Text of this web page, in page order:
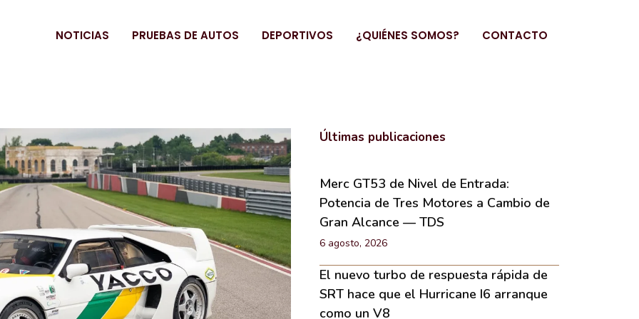
NOTICIAS PRUEBAS DE AUTOS DEPORTIVOS ¿QUIÉNES SOMOS? CONTACTO
Últimas publicaciones
Merc GT53 de Nivel de Entrada:
Potencia de Tres Motores a Cambio de
Gran Alcance — TDS
6 agosto, 2026
El nuevo turbo de respuesta rápida de
SRT hace que el Hurricane I6 arranque
como un V8